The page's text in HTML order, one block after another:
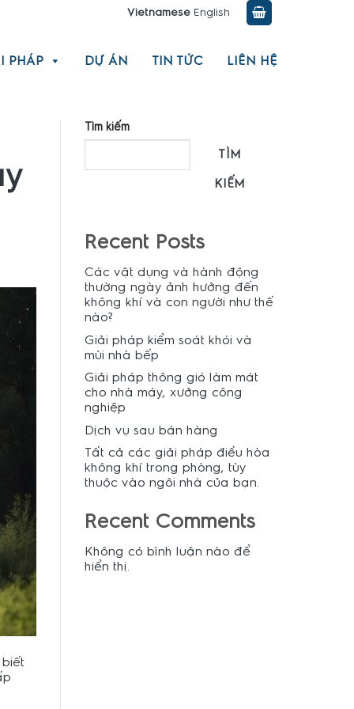
Vietnamese English
PHÁP DỰ ÁN TIN TỨC LIÊN HỆ
Tìm kiếm
TÌM
KIẾM
Recent Posts
Các vật dụng và hành động
thường ngày ảnh hưởng đến
không khí và con người như thế
nào?
Giải pháp kiểm soát khói và
mùi nhà bếp
Giải pháp thông gió làm mát
cho nhà máy, xưởng công
nghiệp
Dịch vụ sau bán hàng
Tất cả các giải pháp điều hòa
không khí trong phòng, tùy
thuộc vào ngôi nhà của bạn.
Recent Comments
Không có bình luận nào để
hiển thị.